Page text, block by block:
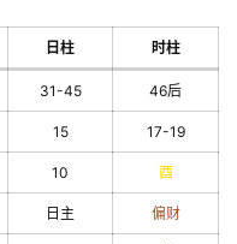
日柱 时柱
31-45 46后
15 17-19
10 酉
日主 偏财